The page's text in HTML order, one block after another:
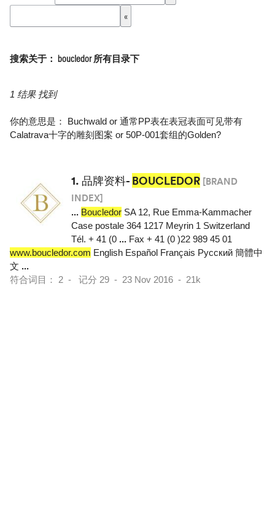
搜索关于： boucledor 所有目录下
1 结果 找到
你的意思是： Buchwald or 通常PP表在表冠表面可见带有
Calatrava十字的雕刻图案 or 50P-001套组的Golden?
1. 品牌资料- BOUCLEDOR [BRAND
INDEX]
... Boucledor SA 12, Rue Emma-Kammacher
Case postale 364 1217 Meyrin 1 Switzerland
Tél. + 41 (0 ... Fax + 41 (0 )22 989 45 01
www.boucledor.com English Español Français Pусский 簡體中
文 ...
符合词目： 2 - 记分 29 - 23 Nov 2016 - 21k